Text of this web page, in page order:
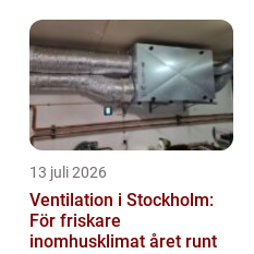
13 juli 2026
Ventilation i Stockholm:
För friskare
inomhusklimat året runt